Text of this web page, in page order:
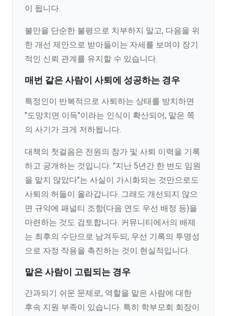
이 됩니다.
불만을 단순한 불평으로 치부하지 말고, 다음을 위
한 개선 제안으로 받아들이는 자세를 보여야 장기
적인 신뢰 관계를 유지할 수 있습니다.
매번 같은 사람이 사퇴에 성공하는 경우
특정인이 반복적으로 사퇴하는 상태를 방치하면
"도망치면 이득"이라는 인식이 확산되어, 맡은 쪽
의 사기가 크게 저하됩니다.
대책의 첫걸음은 전원의 참가 및 사퇴 이력을 기록
하고 공개하는 것입니다. "지난 5년간 한 번도 임원
을 맡지 않았다"는 사실이 가시화되는 것만으로도
사퇴의 허들이 올라갑니다. 그래도 개선되지 않으
면 규약에 패널티 조항(다음 연도 우선 배정 등)을
마련하는 것도 검토합니다. 커뮤니티에서의 배제
는 최후의 수단으로 남겨두되, 우선 기록의 투명성
으로 자정 작용을 촉진하는 것이 현실적입니다.
맡은 사람이 고립되는 경우
간과되기 쉬운 문제로, 역할을 맡은 사람에 대한
후속 지원 부족이 있습니다. 특히 학부모회 회장이